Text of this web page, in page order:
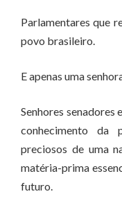
Parlamentares que
povo brasileiro.
E apenas uma
Senhores senadores
conhecimento da
preciosos de uma
matéria-prima
futuro.